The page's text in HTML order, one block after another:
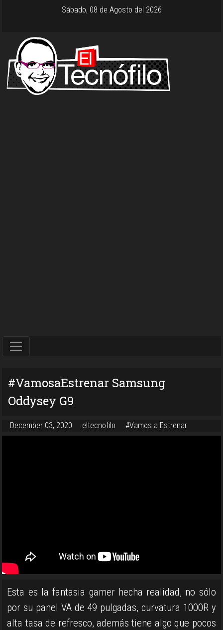
Sábado, 08 de Agosto del 2026
#VamosaEstrenar Samsung
Oddysey G9
December 03, 2020 eltecnofilo #Vamos a Estrenar
Esta es la fantasia gamer hecha realidad, no sólo
por su panel VA de 49 pulgadas, curvatura 1000R y
alta tasa de refresco, además tiene algo que pocos